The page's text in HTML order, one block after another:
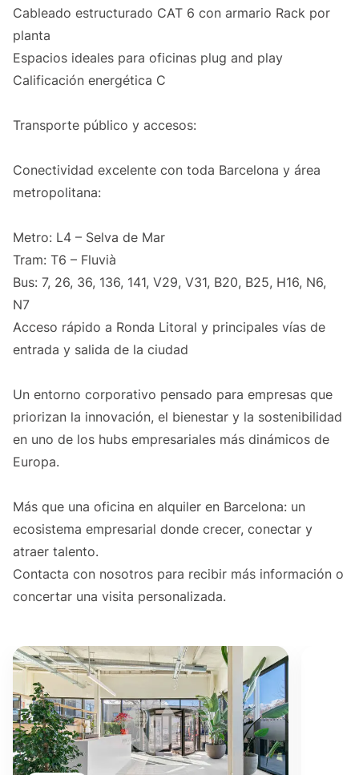
Cableado estructurado CAT 6 con armario Rack por
planta
Espacios ideales para oficinas plug and play
Calificación energética C
Transporte público y accesos:
Conectividad excelente con toda Barcelona y área
metropolitana:
Metro: L4 – Selva de Mar
Tram: T6 – Fluvià
Bus: 7, 26, 36, 136, 141, V29, V31, B20, B25, H16, N6,
N7
Acceso rápido a Ronda Litoral y principales vías de
entrada y salida de la ciudad
Un entorno corporativo pensado para empresas que
priorizan la innovación, el bienestar y la sostenibilidad
en uno de los hubs empresariales más dinámicos de
Europa.
Más que una oficina en alquiler en Barcelona: un
ecosistema empresarial donde crecer, conectar y
atraer talento.
Contacta con nosotros para recibir más información o
concertar una visita personalizada.